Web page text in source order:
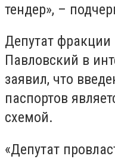
тендер», –
Депутат
Павловский в
заявил, что
паспортов
схемой.
«Депутат